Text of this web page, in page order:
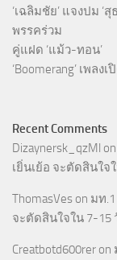
‘เฉลิมชัย’ แจงปม ‘
พรรคร่วม
คู่แฝด ‘แม้ว-ทอน’
‘Boomerang’ เพลง
Recent Comments
Dizaynersk_qzMl on
เยิ่นเย้อ จะตัดสินใจ
ThomasVes on มท
จะตัดสินใจใน 7-15
Creatbotd600rer on